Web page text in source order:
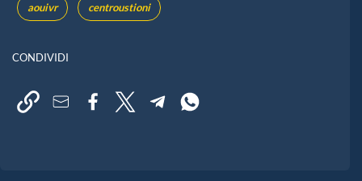
aouivr centroustioni
CONDIVIDI